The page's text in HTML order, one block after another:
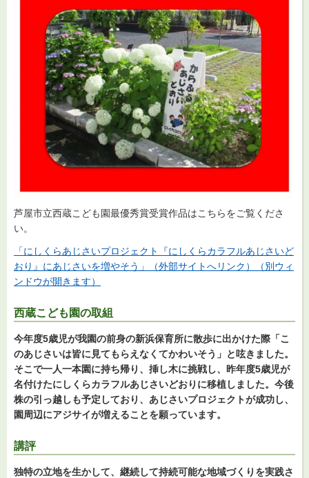
芦屋市立西蔵こども園最優秀賞受賞作品はこちらをご覧くださ
い。
「にしくらあじさいプロジェクト『にしくらカラフルあじさいど
おり』にあじさいを増やそう」（外部サイトへリンク）（別ウィ
ンドウが開きます）
西蔵こども園の取組
今年度5歳児が我園の前身の新浜保育所に散歩に出かけた際「こ
のあじさいは皆に見てもらえなくてかわいそう」と呟きました。
そこで一人一本園に持ち帰り、挿し木に挑戦し、昨年度5歳児が
名付けたにしくらカラフルあじさいどおりに移植しました。今後
株の引っ越しも予定しており、あじさいプロジェクトが成功し、
園周辺にアジサイが増えることを願っています。
講評
独特の立地を生かして、継続して持続可能な地域づくりを実践さ